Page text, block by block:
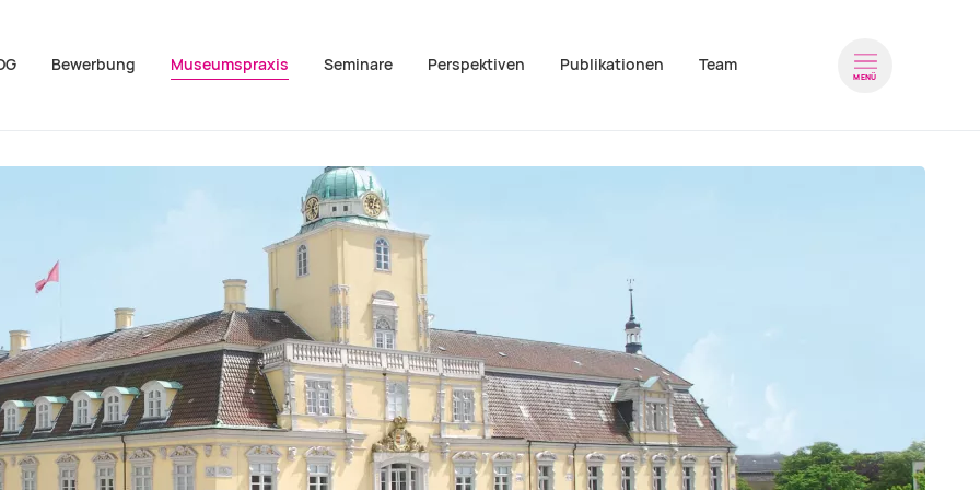
Bewerbung Museumspraxis Seminare Perspektiven Publikationen Team Navigation wiederholen
MENÜ